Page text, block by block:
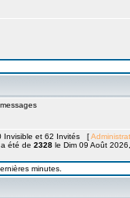
messages
Invisible et 62 Invités [
été de 2328 le Dim 09 Août
minutes.